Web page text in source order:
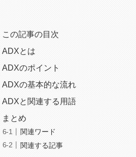
この記事の目次
ADXとは
ADXのポイント
ADXの基本的な流れ
ADXと関連する用語
まとめ
関連ワード
関連する記事